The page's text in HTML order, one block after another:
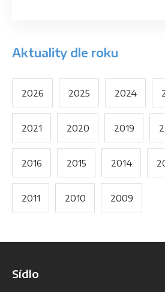
Aktuality dle roku
2026 2025 2024
2021 2020 2019
2016 2015 2014
2011 2010 2009
Sídlo